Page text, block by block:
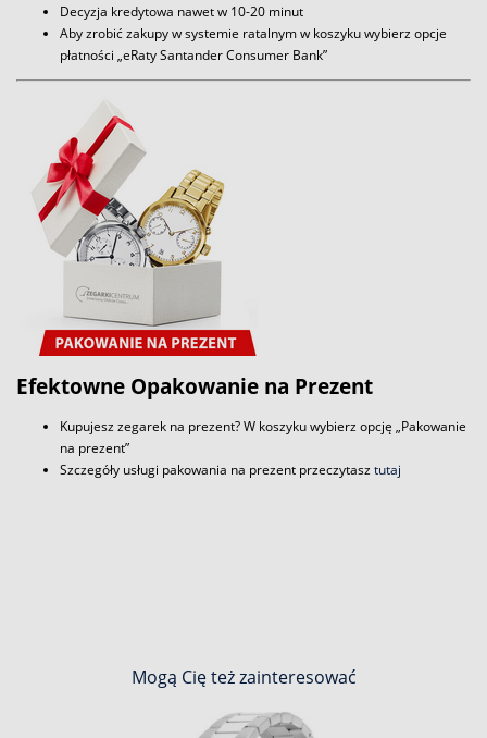
Decyzja kredytowa nawet w 10-20 minut
Aby zrobić zakupy w systemie ratalnym w koszyku wybierz opcje
płatności „eRaty Santander Consumer Bank”
Efektowne Opakowanie na Prezent
Kupujesz zegarek na prezent? W koszyku wybierz opcję „Pakowanie
na prezent”
Szczegóły usługi pakowania na prezent przeczytasztutaj
Mogą Cię też zainteresować